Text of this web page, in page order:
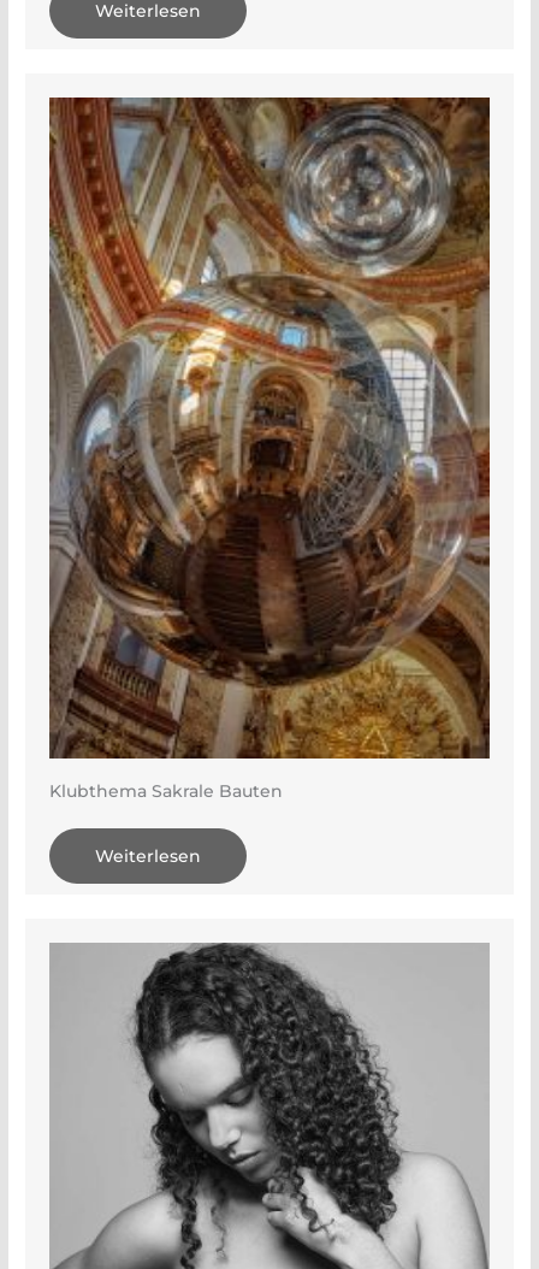
Weiterlesen
Klubthema Sakrale Bauten
Weiterlesen